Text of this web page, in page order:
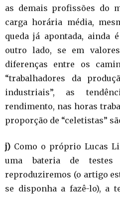
as demais profissões do
carga horária média,
queda já apontada, ainda
outro lado, se em
diferenças entre os
“trabalhadores da
industriais”, as
rendimento, nas horas
proporção de “celetistas”
j) Como o próprio Lucas
uma bateria de testes
reproduziremos (o artigo
se disponha a fazê-lo), a